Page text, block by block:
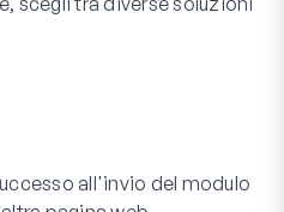
all'invio del modulo